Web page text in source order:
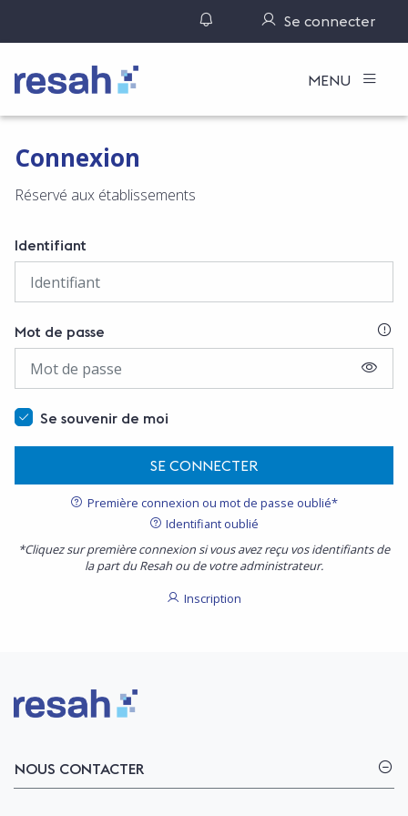
Gérer ses notifications
Se connecter
Logo Resah MENU
Connexion
Réservé aux établissements
Identifiant
Mot de passe
Se souvenir de moi
SE CONNECTER
Première connexion ou mot de passe oublié*
Identifiant oublié
*Cliquez sur première connexion si vous avez reçu vos identifiants de
la part du Resah ou de votre administrateur.
Inscription
Logo Resah
NOUS CONTACTER